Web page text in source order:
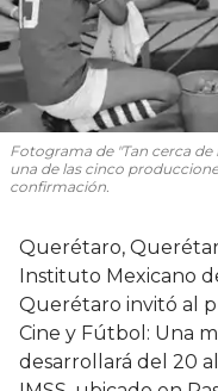
Fotograma de "Tan cerca de
una de las cinco
confirmación.
Querétaro,
Instituto Mexicano
Querétaro invitó al
Cine y Fútbol: Una
desarrollará del 20